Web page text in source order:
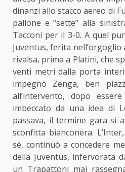
dinanzi allo stacco aereo di
pallone e “sette” alla
Tacconi per il 3-0. A quel
Juventus, ferita
rivalsa, prima a Platini, che
venti metri dalla porta
impegnò Zenga, ben
all’intervento, dopo
imbeccato da una idea di
passava, il termine gara si
sconfitta bianconera.
sé, continuò a concedere
della Juventus, infervorata
un Trapattoni mai